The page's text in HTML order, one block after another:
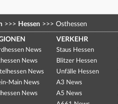
>>> Hessen >>> Osthessen
News
News
News
Main News
News
VERKEHR
Staus Hessen
Blitzer Hessen
Unfälle Hessen
A3 News
A5 News